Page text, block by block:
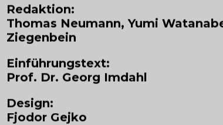
Redaktion:
Thomas Neumann, Yumi
Ziegenbein
Einführungstext:
Prof. Dr. Georg Imdahl
Design:
Fjodor Gejko